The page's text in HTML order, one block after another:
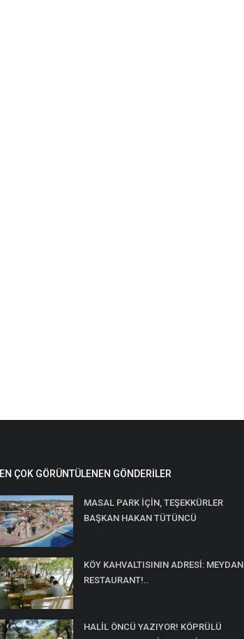
EN ÇOK GÖRÜNTÜLENEN GÖNDERILER
MASAL PARK İÇİN, TEŞEKKÜRLER
BAŞKAN HAKAN TÜTÜNCÜ
KÖY KAHVALTISININ ADRESİ: MEYDAN
RESTAURANT!..
HALİL ÖNCÜ YAZIYOR! KÖPRÜLÜ